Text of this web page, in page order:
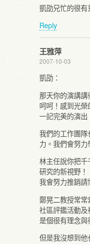
凱劭兄忙的很有
Reply
王雅萍
2007-10-03
凱劭：
那天你的演講講
呵呵！感到光
一記完美的演出
我們的工作團
力。我們會努力
林主任說你把
研究的新視野！
我會努力推銷請
鄭晃二教授常
社區評鑑活動及
是個很有理念與
但是我沒想到他